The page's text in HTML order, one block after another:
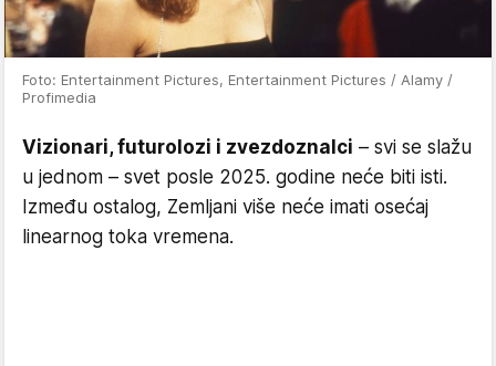
Foto: Entertainment Pictures, Entertainment Pictures / Alamy /
Profimedia
Vizionari, futurolozi i zvezdoznalci – svi se slažu
u jednom – svet posle 2025. godine neće biti isti.
Između ostalog, Zemljani više neće imati osećaj
linearnog toka vremena.